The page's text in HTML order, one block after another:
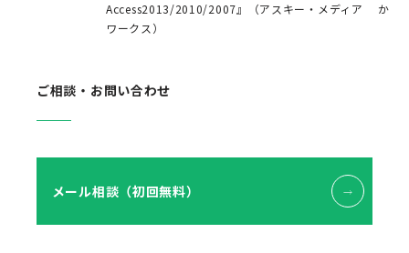
Access2013/2010/2007』（アスキー・メディア
ワークス）
か
ご相談・お問い合わせ
メール相談（初回無料）